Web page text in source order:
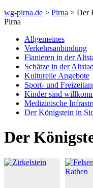
wg-pirna.de > Pirna > Der
Pirna
Allgemeines
Verkehrsanbindung
Flanieren in der
Schätze in der
Kulturelle Angebote
Sport- und
Kinder sind
Medizinische
Der Königstein in
Der